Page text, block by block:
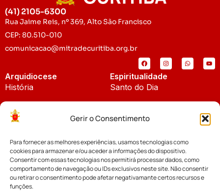
Gerir o Consentimento
Para fornecer as melhores experiências, usamos tecnologias como
cookies para armazenar e/ou aceder a informações do dispositivo.
Consentir com essas tecnologias nos permitirá processar dados, como
comportamento de navegação ou IDs exclusivos neste site. Não consentir
ou retirar o consentimento pode afetar negativamante certos recursos e
funções.
(41) 2105-6300
Rua Jaime Reis, nº 369, Alto São Francisco
CEP: 80.510-010
comunicacao@mitradecuritiba.org.br
Arquidiocese
História
Padroeira
Espiritualidade
Santo do Dia
Notícias
Notícias da Arquidiocese
Notícias Cáritas
Cúria Diocesana
Fundo Diocesano